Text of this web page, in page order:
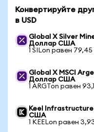
Конвертируйте
в USD
Global X Silver
Доллар США
1 SILon равен 79,45
Global X MSCI
Доллар США
1 ARGTon равен
Keel
США
1 KEELon равен